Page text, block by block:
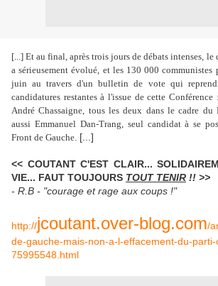
[...] Et au final, après trois jours de débats intenses, le
a sérieusement évolué, et les 130 000 communistes
juin au travers d'un bulletin de vote qui
candidatures restantes à l'issue de cette
André Chassaigne, tous les deux dans le cadre du
aussi Emmanuel Dan-Trang, seul candidat à se
Front de Gauche. [...]
<< COUTANT C'EST CLAIR...
VIE... FAUT TOUJOURS TOUT TENIR !! >>
- R.B - "courage et rage aux coups !"
http://jcoutant.over-blog.com/
de-gauche-mais-non-a-l-effacement-du-parti-
75995548.html